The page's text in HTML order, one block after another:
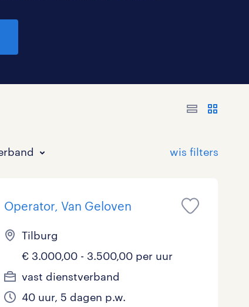
/ Verkoop
VWO 0
- 24 uur 0
- 40+ uur 3
met uitzicht op vast
Operator, Van Geloven
Tilburg
€ 3.000,00 - 3.500,00 per uur
vast dienstverband
40 uur, 5 dagen p.w.